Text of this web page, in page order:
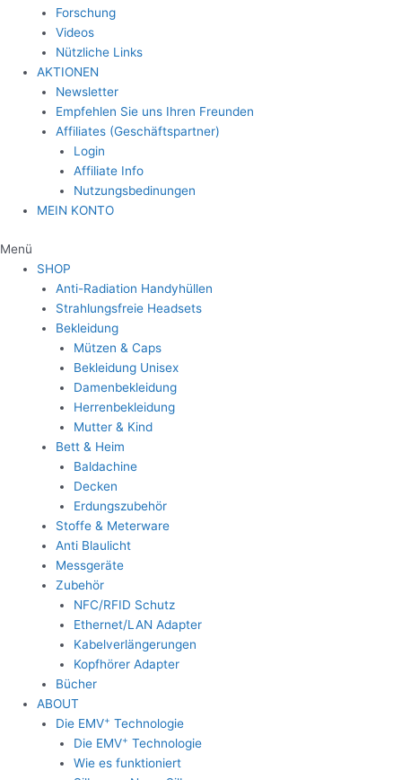
Forschung
Videos
Nützliche Links
AKTIONEN
Newsletter
Empfehlen Sie uns Ihren Freunden
Affiliates (Geschäftspartner)
Login
Affiliate Info
Nutzungsbedinungen
MEIN KONTO
Menü
SHOP
Anti-Radiation Handyhüllen
Strahlungsfreie Headsets
Bekleidung
Mützen & Caps
Bekleidung Unisex
Damenbekleidung
Herrenbekleidung
Mutter & Kind
Bett & Heim
Baldachine
Decken
Erdungszubehör
Stoffe & Meterware
Anti Blaulicht
Messgeräte
Zubehör
NFC/RFID Schutz
Ethernet/LAN Adapter
Kabelverlängerungen
Kopfhörer Adapter
Bücher
ABOUT
Die EMV+ Technologie
Die EMV+ Technologie
Wie es funktioniert